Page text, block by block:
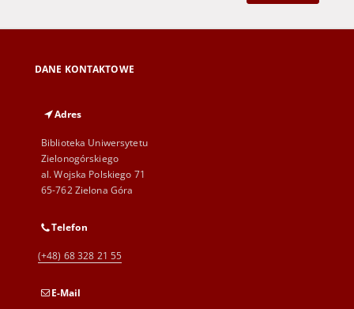
DANE KONTAKTOWE
Adres
Biblioteka Uniwersytetu
Zielonogórskiego
al. Wojska Polskiego 71
65-762 Zielona Góra
Telefon
(+48) 68 328 21 55
E-Mail